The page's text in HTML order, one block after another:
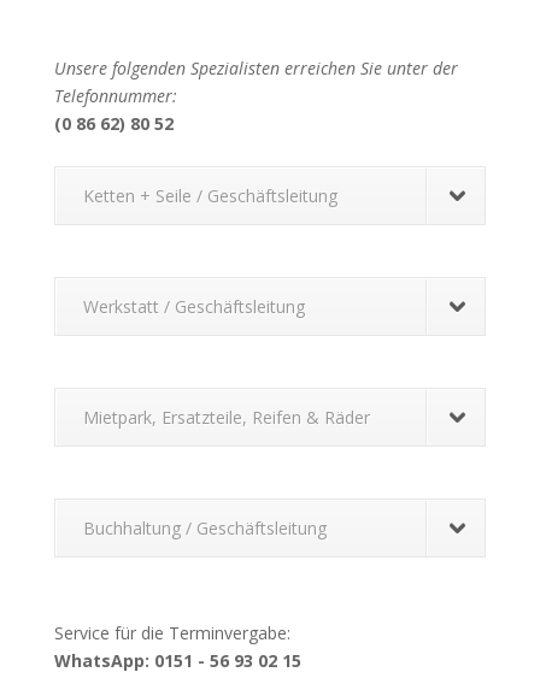
Unsere folgenden Spezialisten erreichen Sie unter der
Telefonnummer:
(0 86 62) 80 52
Ketten + Seile / Geschäftsleitung
Werkstatt / Geschäftsleitung
Mietpark, Ersatzteile, Reifen & Räder
Buchhaltung / Geschäftsleitung
Service für die Terminvergabe:
WhatsApp: 0151 - 56 93 02 15